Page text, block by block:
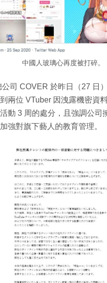
中國人玻璃心再度被打碎。
司 COVER 於昨日（27 日
兩位 VTuber 因洩露機密資
動 3 周的處分，且強調公司
強對旗下藝人的教育管理。